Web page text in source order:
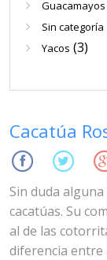
Guacamayos
Sin categoría
Yacos (3)
Cacatúa
Sin duda
cacatúas. Su
al de las
diferencia entre